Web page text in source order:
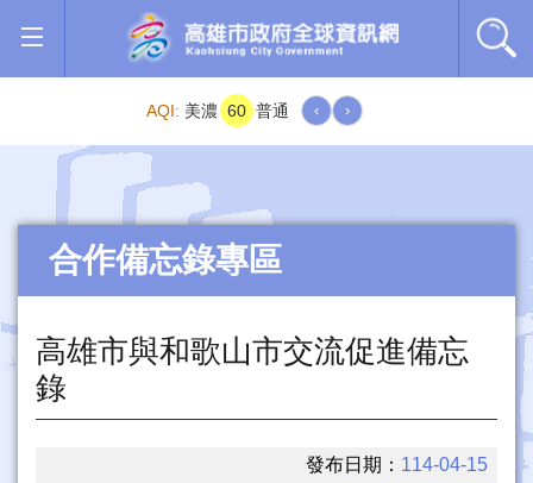
跳到主要內容區塊
AQI: 美濃 60 普通 ‹ ›
合作備忘錄專區
高雄市與和歌山市交流促進備忘
錄
發布日期： 114-04-15